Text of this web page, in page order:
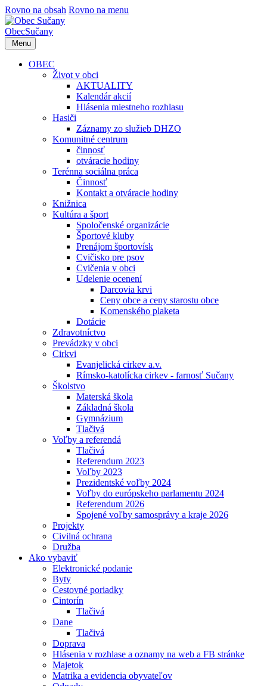
Rovno na obsah Rovno na menu
ObecSučany
Menu
OBEC
Život v obci
AKTUALITY
Kalendár akcií
Hlásenia miestneho rozhlasu
Hasiči
Záznamy zo služieb DHZO
Komunitné centrum
činnosť
otváracie hodiny
Terénna sociálna práca
Činnosť
Kontakt a otváracie hodiny
Knižnica
Kultúra a šport
Spoločenské organizácie
Športové kluby
Prenájom športovísk
Cvičisko pre psov
Cvičenia v obci
Udelenie ocenení
Darcovia krvi
Ceny obce a ceny starostu obce
Komenského plaketa
Dotácie
Zdravotníctvo
Prevádzky v obci
Cirkvi
Evanjelická cirkev a.v.
Rímsko-katolícka cirkev - farnosť Sučany
Školstvo
Materská škola
Základná škola
Gymnázium
Tlačivá
Voľby a referendá
Tlačivá
Referendum 2023
Voľby 2023
Prezidentské voľby 2024
Voľby do európskeho parlamentu 2024
Referendum 2026
Spojené voľby samosprávy a kraje 2026
Projekty
Civilná ochrana
Družba
Ako vybaviť
Elektronické podanie
Byty
Cestovné poriadky
Cintorín
Tlačivá
Dane
Tlačivá
Doprava
Hlásenia v rozhlase a oznamy na web a FB stránke
Majetok
Matrika a evidencia obyvateľov